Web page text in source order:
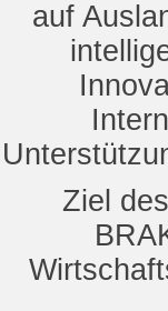
auf
Ziel